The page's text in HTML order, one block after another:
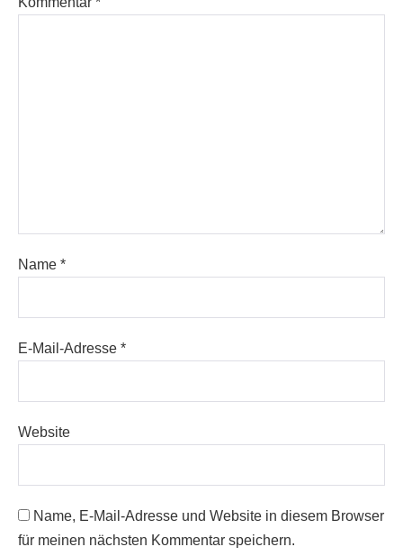
Name *
E-Mail-Adresse *
Website
Name, E-Mail-Adresse und Website in diesem Browser
für meinen nächsten Kommentar speichern.